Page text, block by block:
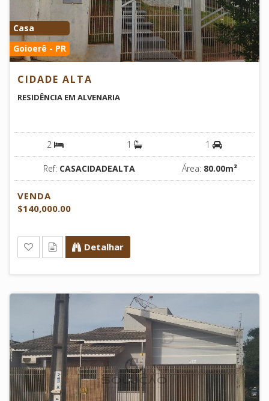
Casa
Goioerê - PR
CIDADE ALTA
RESIDÊNCIA EM ALVENARIA
2 1 1
Ref: CASACIDADEALTA Área: 80.00m²
VENDA
$140,000.00
Detalhar